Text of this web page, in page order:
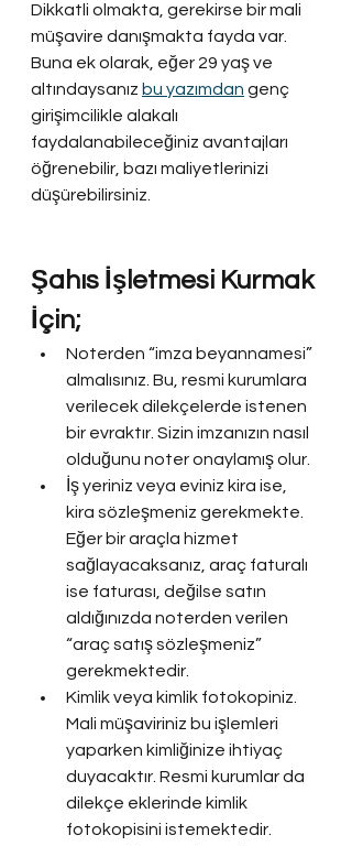
Dikkatli olmakta, gerekirse bir mali
müşavire danışmakta fayda var.
Buna ek olarak, eğer 29 yaş ve
altındaysanız bu yazımdan genç
girişimcilikle alakalı
faydalanabileceğiniz avantajları
öğrenebilir, bazı maliyetlerinizi
düşürebilirsiniz.
Şahıs İşletmesi Kurmak
İçin;
Noterden “imza beyannamesi”
almalısınız. Bu, resmi kurumlara
verilecek dilekçelerde istenen
bir evraktır. Sizin imzanızın nasıl
olduğunu noter onaylamış olur.
İş yeriniz veya eviniz kira ise,
kira sözleşmeniz gerekmekte.
Eğer bir araçla hizmet
sağlayacaksanız, araç faturalı
ise faturası, değilse satın
aldığınızda noterden verilen
“araç satış sözleşmeniz”
gerekmektedir.
Kimlik veya kimlik fotokopiniz.
Mali müşaviriniz bu işlemleri
yaparken kimliğinize ihtiyaç
duyacaktır. Resmi kurumlar da
dilekçe eklerinde kimlik
fotokopisini istemektedir.